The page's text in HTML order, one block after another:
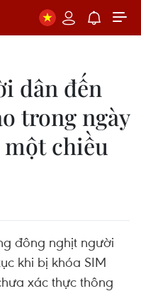
dân đến
trong ngày
chiều
đông nghịt người
khi bị khóa SIM
xác thực thông